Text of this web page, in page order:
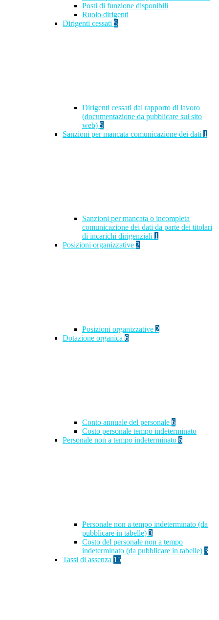
Posti di funzione disponibili
Ruolo dirigenti
Dirigenti cessati 5
Dirigenti cessati dal rapporto di lavoro
(documentazione da pubblicare sul sito
web) 5
Sanzioni per mancata comunicazione dei dati 1
Sanzioni per mancata o incompleta
comunicazione dei dati da parte dei titolari
di incarichi dirigenziali 1
Posizioni organizzative 2
Posizioni organizzative 2
Dotazione organica 6
Conto annuale del personale 6
Costo personale tempo indeterminato
Personale non a tempo indeterminato 6
Personale non a tempo indeterminato (da
pubblicare in tabelle) 3
Costo del personale non a tempo
indeterminato (da pubblicare in tabelle) 3
Tassi di assenza 15